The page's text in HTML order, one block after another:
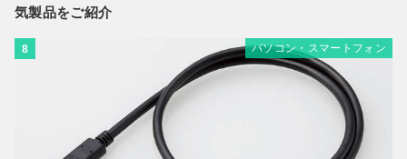
気製品をご紹介
8 パソコン・スマートフォン